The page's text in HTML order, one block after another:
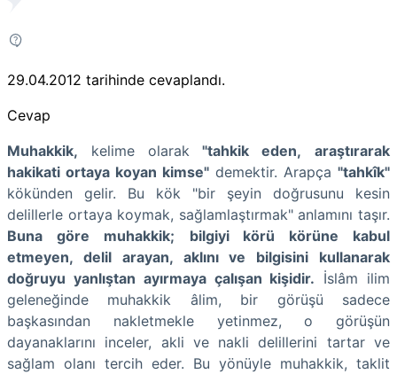
29.04.2012 tarihinde cevaplandı.
Cevap
Muhakkik, kelime olarak"tahkik eden,
araştırarak
hakikati ortaya koyan kimse" demektir. Arapça "tahkîk"
kökünden gelir. Bu kök "bir şeyin doğrusunu kesin
delillerle ortaya koymak, sağlamlaştırmak" anlamını taşır.
Buna göre muhakkik;
bilgiyi körü körüne kabul
etmeyen, delil arayan, aklını ve bilgisini kullanarak
doğruyu yanlıştan ayırmaya çalışan kişidir. İslâm ilim
geleneğinde muhakkik âlim, bir görüşü sadece
başkasından nakletmekle yetinmez, o görüşün
dayanaklarını inceler, akli ve nakli delillerini tartar ve
sağlam olanı tercih eder. Bu yönüyle muhakkik, taklit